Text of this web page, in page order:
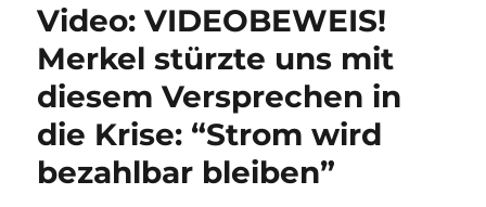
Video: VIDEOBEWEIS!
Merkel stürzte uns mit
diesem Versprechen in
die Krise: “Strom wird
bezahlbar bleiben”